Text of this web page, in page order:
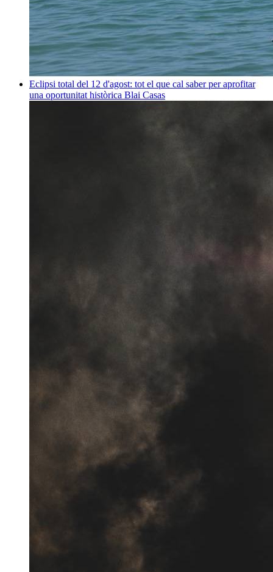
Eclipsi total del 12 d'agost: tot el que cal saber per aprofitar
una oportunitat històrica Blai Casas